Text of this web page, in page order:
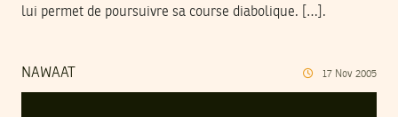
lui permet de poursuivre sa course diabolique. […].
NAWAAT 17 Nov 2005